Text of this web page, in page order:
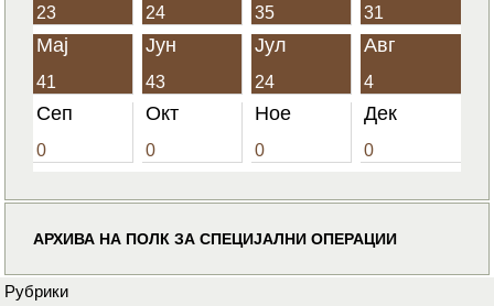
23 24 35 31
Мај
41
Јун
43
Јул
24
Авг
4
Сеп
0
Окт
0
Ное
0
Дек
0
АРХИВА НА ПОЛК ЗА СПЕЦИЈАЛНИ ОПЕРАЦИИ
Рубрики